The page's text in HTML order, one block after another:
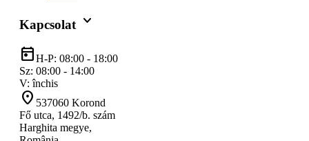
Kapcsolat keyboard_arrow_down
todayH-P: 08:00 - 18:00
Sz: 08:00 - 14:00
V: închis
location_on 537060 Korond
Fő utca, 1492/b. szám
Harghita megye,